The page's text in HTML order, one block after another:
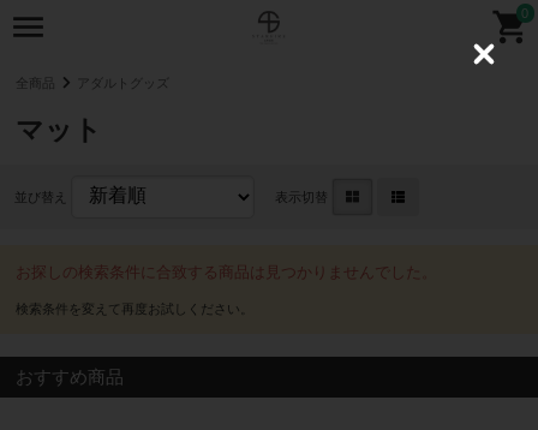
0
全商品 アダルトグッズ
マット
並び替え 表示切替
お探しの検索条件に合致する商品は見つかりませんでした。
おすすめ商品
C